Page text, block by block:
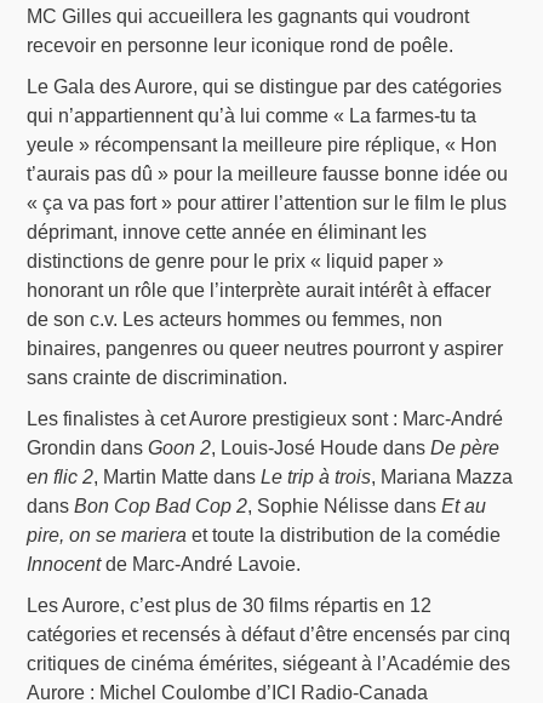
MC Gilles qui accueillera les gagnants qui voudront
recevoir en personne leur iconique rond de poêle.
Le Gala des Aurore, qui se distingue par des catégories
qui n’appartiennent qu’à lui comme « La farmes-tu ta
yeule » récompensant la meilleure pire réplique, « Hon
t’aurais pas dû » pour la meilleure fausse bonne idée ou
« ça va pas fort » pour attirer l’attention sur le film le plus
déprimant, innove cette année en éliminant les
distinctions de genre pour le prix « liquid paper »
honorant un rôle que l’interprète aurait intérêt à effacer
de son c.v. Les acteurs hommes ou femmes, non
binaires, pangenres ou queer neutres pourront y aspirer
sans crainte de discrimination.
Les finalistes à cet Aurore prestigieux sont : Marc-André
Grondin dansGoon 2, Louis-José Houde dansDe père
en flic 2, Martin Matte dansLe trip à trois, Mariana Mazza
dansBon Cop Bad Cop 2, Sophie Nélisse dansEt au
pire, on se mariera et toute la distribution de la comédie
Innocentde Marc-André Lavoie.
Les Aurore, c’est plus de 30 films répartis en 12
catégories et recensés à défaut d’être encensés par cinq
critiques de cinéma émérites, siégeant à l’Académie des
Aurore : Michel Coulombe d’ICI Radio-Canada